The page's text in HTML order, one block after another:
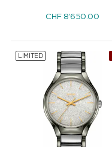
CHF8'650.00
LIMITED